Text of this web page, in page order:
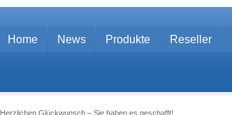
Home News Produkte Reseller
Herzlichen Glückwunsch – Sie haben es geschafft!